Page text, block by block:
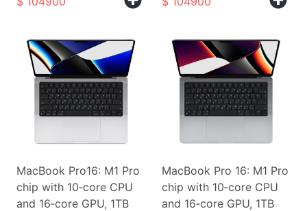
MacBook Pro16: M1 Pro
chip with 10‑core CPU
and 16‑core GPU, 1TB
MacBook Pro 16: M1 Pro
chip with 10‑core CPU
and 16‑core GPU, 1TB